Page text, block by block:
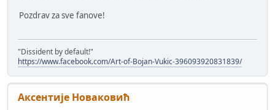
Pozdrav za sve fanove!
"Dissident by default!"
https://www.facebook.com/Art-of-Bojan-Vukic-396093920831839/
Аксентије Новаковић